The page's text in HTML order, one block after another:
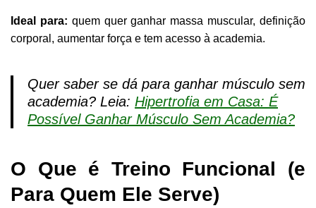
Ideal para: quem quer ganhar massa muscular, definição
corporal, aumentar força e tem acesso à academia.
Quer saber se dá para ganhar músculo sem
academia? Leia: Hipertrofia em Casa: É
Possível Ganhar Músculo Sem Academia?
O Que é Treino Funcional (e
Para Quem Ele Serve)